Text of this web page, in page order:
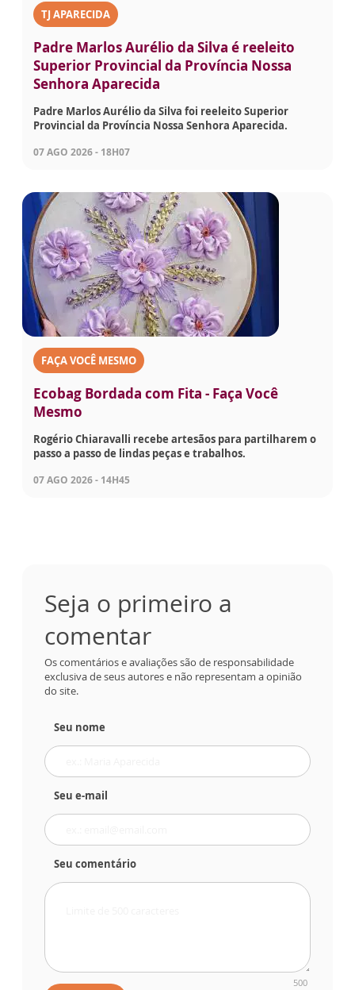
TJ APARECIDA
Padre Marlos Aurélio da Silva é reeleito
Superior Provincial da Província Nossa
Senhora Aparecida
Padre Marlos Aurélio da Silva foi reeleito Superior
Provincial da Província Nossa Senhora Aparecida.
07 AGO 2026 - 18H07
FAÇA VOCÊ MESMO
Ecobag Bordada com Fita - Faça Você
Mesmo
Rogério Chiaravalli recebe artesãos para partilharem o
passo a passo de lindas peças e trabalhos.
07 AGO 2026 - 14H45
Seja o primeiro a
comentar
Os comentários e avaliações são de responsabilidade
exclusiva de seus autores e não representam a opinião
do site.
Seu nome
Seu e-mail
Seu comentário
500